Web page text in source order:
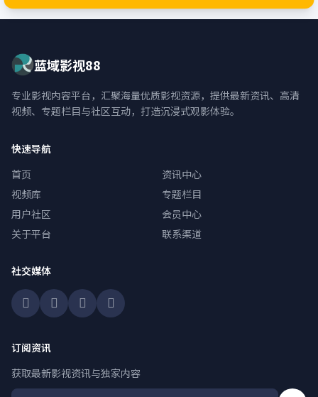
蓝域影视88
专业影视内容平台，汇聚海量优质影视资源，提供最新资讯、高清
视频、专题栏目与社区互动，打造沉浸式观影体验。
快速导航
首页
资讯中心
视频库
专题栏目
用户社区
会员中心
关于平台
联系渠道
社交媒体
订阅资讯
获取最新影视资讯与独家内容